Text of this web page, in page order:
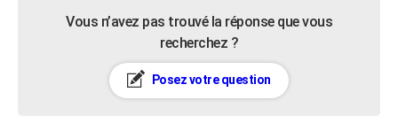
Vous n’avez pas trouvé la réponse que vous
recherchez ?
Posez votre question